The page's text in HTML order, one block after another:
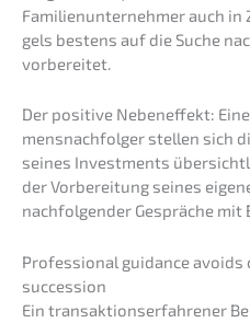
Famili­en­un­ter­neh­mer auch
gels bestens auf die Suche
vorbereitet.
Der positi­ve Neben­ef­fekt:
mens­nach­fol­ger stellen sich
seines Invest­ments
der Vorbe­rei­tung seines
nachfol­gen­der Gesprä­che mit
Profes­sio­nal guidance
succession
Ein trans­ak­ti­ons­er­fah­re­ner